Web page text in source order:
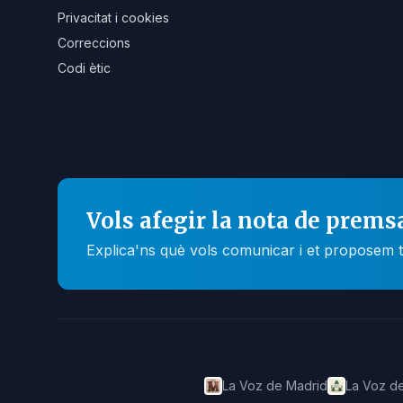
Privacitat i cookies
Correccions
Codi ètic
Vols afegir la nota de
Explica'ns què vols comunicar i et proposem
La Voz de Madrid La Voz